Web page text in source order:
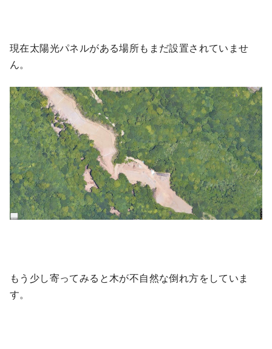
現在太陽光パネルがある場所もまだ設置されていませ
ん。
もう少し寄ってみると木が不自然な倒れ方をしていま
す。